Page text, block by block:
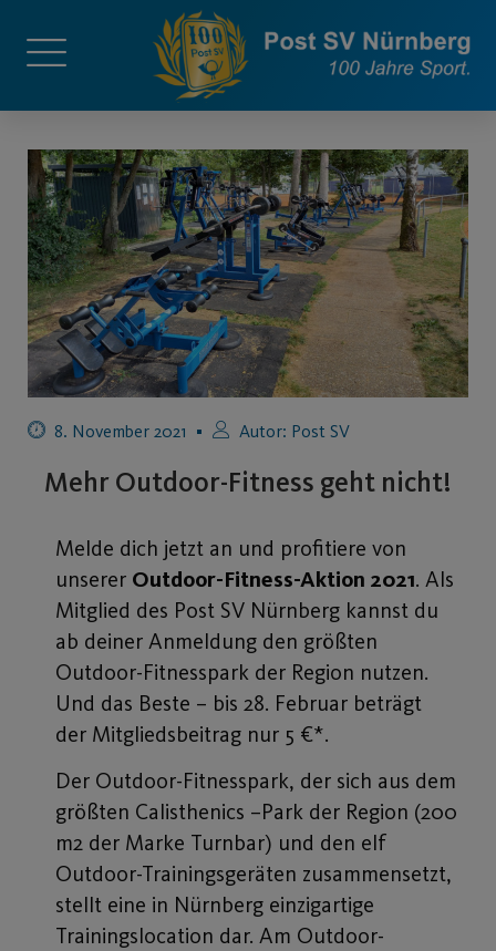
8. November 2021 Autor: Post SV
Mehr Outdoor-Fitness geht nicht!
Melde dich jetzt an und profitiere von
unserer Outdoor-Fitness-Aktion 2021. Als
Mitglied des Post SV Nürnberg kannst du
ab deiner Anmeldung den größten
Outdoor-Fitnesspark der Region nutzen.
Und das Beste – bis 28. Februar beträgt
der Mitgliedsbeitrag nur 5 €*.
Der Outdoor-Fitnesspark, der sich aus dem
größten Calisthenics –Park der Region (200
m2 der Marke Turnbar) und den elf
Outdoor-Trainingsgeräten zusammensetzt,
stellt eine in Nürnberg einzigartige
Trainingslocation dar. Am Outdoor-